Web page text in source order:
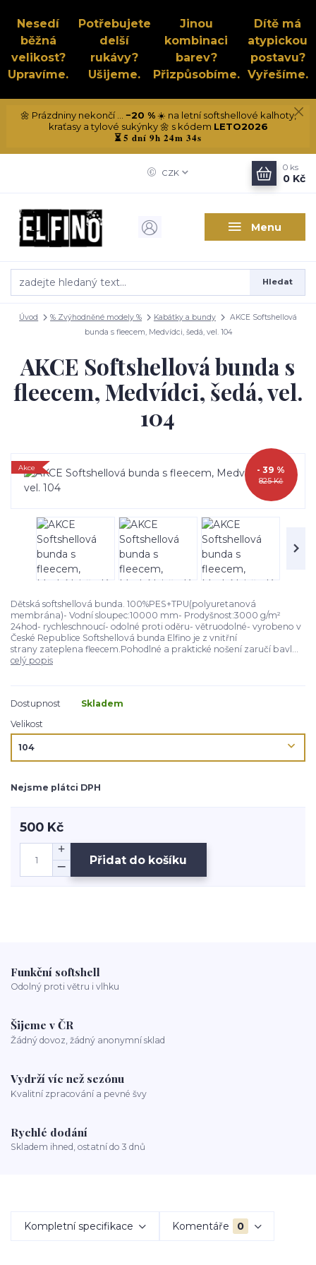
Nesedí
běžná
velikost?
Upravíme.
Potřebujete
delší
rukávy?
Ušijeme.
Jinou
kombinaci
barev?
Přizpůsobíme.
Dítě má
atypickou
postavu?
Vyřešíme.
🌼 Prázdniny nekončí ... −20 %☀️ na letní softshellové kalhoty,
kraťasy a tylové sukýnky 🌼 s kódem LETO2026
⏳5 dní 9h 24m 34s
Menu
CZK
Hledat
0 ks
0 Kč
Úvod % Zvýhodněné modely % Kabátky a bundy
AKCE Softshellová
bunda s fleecem, Medvídci, šedá, vel. 104
AKCE Softshellová bunda s
fleecem, Medvídci, šedá, vel.
104
Akce
825 Kč
- 39 %
Dětská softshellová bunda. 100%PES+TPU(polyuretanová
membrána)- Vodní sloupec:10000 mm- Prodyšnost:3000 g/m²
24hod- rychleschnoucí- odolné proti oděru- větruodolné- vyrobeno v
České Republice Softshellová bunda Elfino je z vnitřní
strany zateplena fleecem.Pohodlné a praktické nošení zaručí bavl...
celý popis
Dostupnost
Skladem
Velikost
Nejsme plátci DPH
500 Kč
Přidat do košíku
Funkční softshell
Odolný proti větru i vlhku
Šijeme v ČR
Žádný dovoz, žádný anonymní sklad
Vydrží víc než sezónu
Kvalitní zpracování a pevné švy
Rychlé dodání
Skladem ihned, ostatní do 3 dnů
Kompletní specifikace Komentáře 0